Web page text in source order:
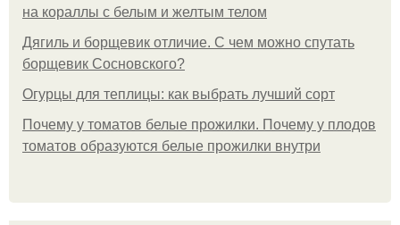
на кораллы с белым и желтым телом
Дягиль и борщевик отличие. С чем можно спутать
борщевик Сосновского?
Огурцы для теплицы: как выбрать лучший сорт
Почему у томатов белые прожилки. Почему у плодов
томатов образуются белые прожилки внутри